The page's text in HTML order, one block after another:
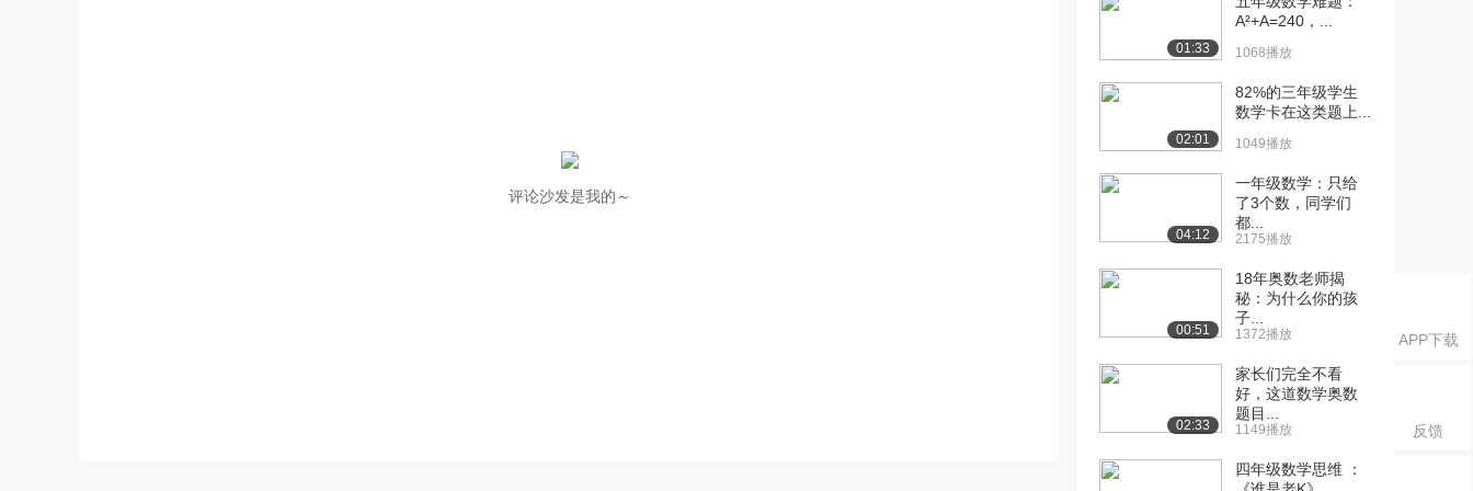
APP下载
反馈
评论沙发是我的～
01:33
A²+A=240，...
1068播放
02:01
82%的三年级学生
数学卡在这类题上...
1049播放
04:12
一年级数学：只给
了3个数，同学们
都...
2175播放
00:51
18年奥数老师揭
秘：为什么你的孩
子...
1372播放
02:33
家长们完全不看
好，这道数学奥数
题目...
1149播放
四年级数学思维 ：